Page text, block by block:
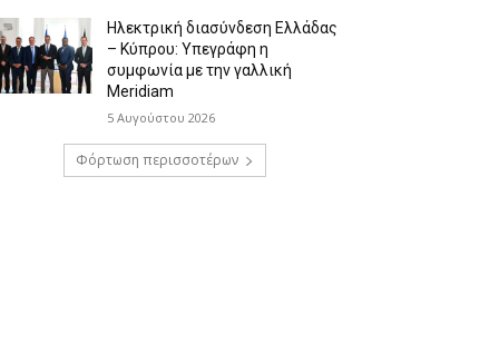
Ηλεκτρική διασύνδεση Ελλάδας
– Κύπρου: Υπεγράφη η
συμφωνία με την γαλλική
Meridiam
5 Αυγούστου 2026
Φόρτωση περισσοτέρων